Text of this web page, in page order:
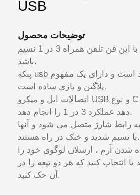
USB
توضیحات محصول
تبلیغ می تواند با این فن تلفن همراه 3 در 1 نسیم
باشد.
پنکه usb کوچک کاربر پسند است و دارای یک مفهوم
پلاگین و بازی ساده است.
اتصالات اپل و میکرو USB و نوع C به فن اجازه می
دهد عملکرد 3 در 1 را انجام دهد.
رابط شارژ متصل می شود و آنها
با نسیم شدید و خنک در راه هستند.
شدن آرم ، ارسلان لوگوی خود را
یا انتخاب کنید که هر دو تیغه را در
آن حک کنید.